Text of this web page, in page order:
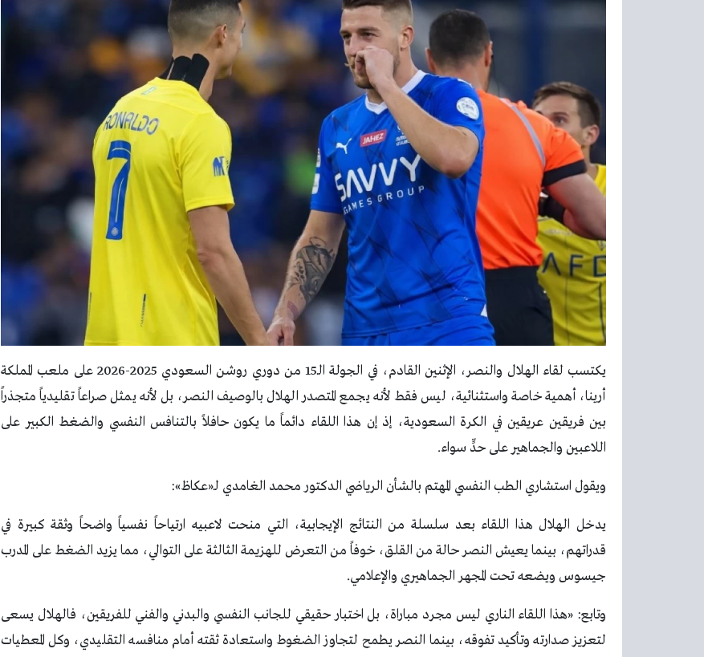
يكتسب لقاء الهلال والنصر، الإثنين القادم، في الجولة الـ15 من دوري روشن السعودي 2025-2026 على ملعب المملكة
أرينا، أهمية خاصة واستثنائية، ليس فقط لأنه يجمع المتصدر الهلال بالوصيف النصر، بل لأنه يمثل صراعاً تقليدياً متجذراً
بين فريقين عريقين في الكرة السعودية، إذ إن هذا اللقاء دائماً ما يكون حافلاً بالتنافس النفسي والضغط الكبير على
اللاعبين والجماهير على حدٍّ سواء.
ويقول استشاري الطب النفسي المهتم بالشأن الرياضي الدكتور محمد الغامدي لـ«عكاظ»:
يدخل الهلال هذا اللقاء بعد سلسلة من النتائج الإيجابية، التي منحت لاعبيه ارتياحاً نفسياً واضحاً وثقة كبيرة في
قدراتهم، بينما يعيش النصر حالة من القلق، خوفاً من التعرض للهزيمة الثالثة على التوالي، مما يزيد الضغط على المدرب
جيسوس ويضعه تحت المجهر الجماهيري والإعلامي.
وتابع: «هذا اللقاء الناري ليس مجرد مباراة، بل اختبار حقيقي للجانب النفسي والبدني والفني للفريقين، فالهلال يسعى
لتعزيز صدارته وتأكيد تفوقه، بينما النصر يطمح لتجاوز الضغوط واستعادة ثقته أمام منافسه التقليدي، وكل المعطيات